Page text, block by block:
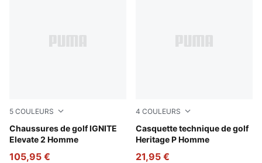
5 COULEURS
Chaussures de golf IGNITE
Elevate 2 Homme
PUMA Black-PUMA Black-PUMA Black
105,95 €
4 COULEURS
Casquette technique de golf
Heritage P Homme
White Glow-PUMA Black
21,95 €